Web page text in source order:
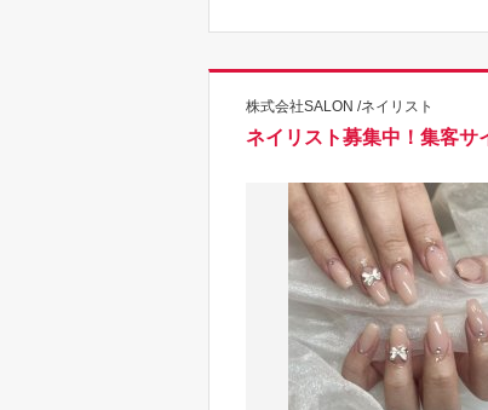
株式会社SALON /ネイリスト
ネイリスト募集中！集客サ